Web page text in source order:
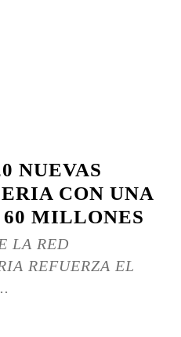
NUEVAS
CON UNA
MILLONES
LA RED
REFUERZA EL